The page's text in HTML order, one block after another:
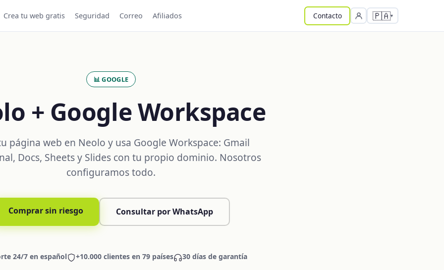
Crea tu web gratis Seguridad Correo Afiliados Contacto 🇵🇦
📊 GOOGLE
+ Google Workspace
página web en Neolo y usa Google Workspace: Gmail
Docs, Sheets y Slides con tu propio dominio. Nosotros
configuramos todo.
Comprar sin riesgo Consultar por WhatsApp
24/7 en español +10.000 clientes en 79 países 30 días de garantía